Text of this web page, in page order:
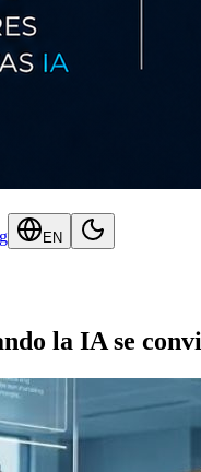
EN
la IA se